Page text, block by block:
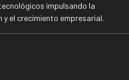
impulsando la
el crecimiento empresarial.